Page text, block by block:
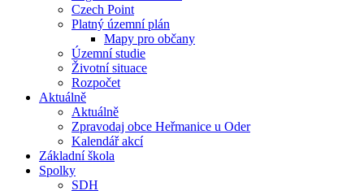
Czech Point
Platný územní plán
Mapy pro občany
Územní studie
Životní situace
Rozpočet
Aktuálně
Aktuálně
Zpravodaj obce Heřmanice u Oder
Kalendář akcí
Základní škola
Spolky
SDH